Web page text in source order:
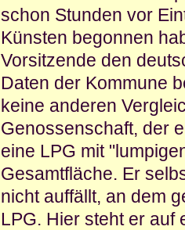
schon Stun­den vor
Künsten begonnen
Vorsitzende den
Daten der Kommune
keine anderen
Genossenschaft, der
eine LPG mit
Gesamtfläche. Er
nicht auffällt, an dem
LPG. Hier steht er auf